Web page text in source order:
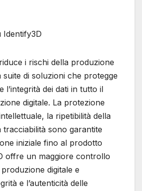
Identify3D
i rischi della produzione
suite di soluzioni che protegge
l’integrità dei dati in tutto il
digitale. La protezione
la ripetibilità della
sono garantite
iniziale fino al prodotto
offre un maggiore controllo
digitale e
e l’autenticità delle